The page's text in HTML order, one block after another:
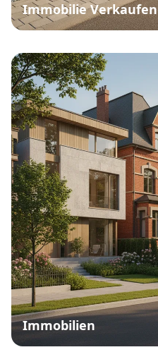
Immobilie Verkaufen
Immobilien